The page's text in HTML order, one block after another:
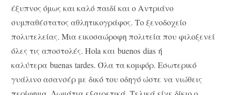
έξυπνος όμως και καλό παιδί και ο Αντριάνο
συμπαθέστατος αθλητικογράφος. Το ξενοδοχείο
πολυτελείας. Μια εικοσαώροφη πολιτεία που φιλοξενεί
όλες τις αποστολές. Hola και buenos dias ή
καλύτερα buenas tardes. Όλα τα κομφόρ. Εσωτερικό
γυάλινο ασανσέρ με δικό του οδηγό ώστε να νιώθεις